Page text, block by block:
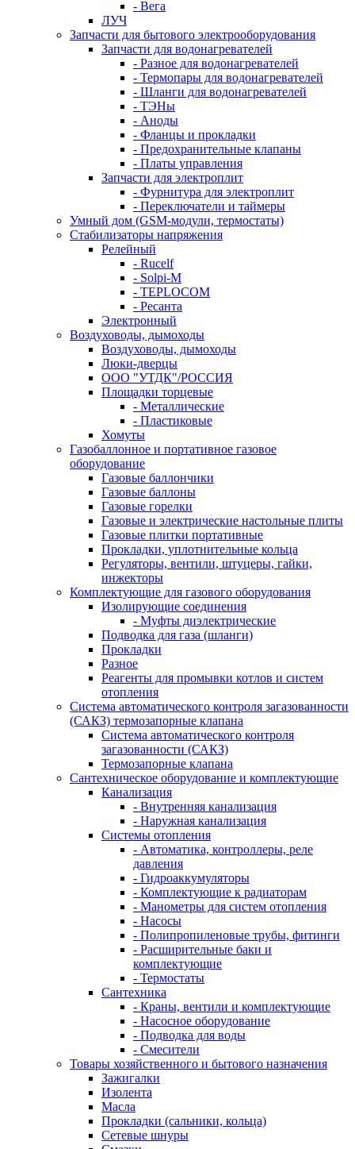
- Вега
ЛУЧ
Запчасти для бытового электрооборудования
Запчасти для водонагревателей
- Разное для водонагревателей
- Термопары для водонагревателей
- Шланги для водонагревателей
- ТЭНы
- Аноды
- Фланцы и прокладки
- Предохранительные клапаны
- Платы управления
Запчасти для электроплит
- Фурнитура для электроплит
- Переключатели и таймеры
Умный дом (GSM-модули, термостаты)
Cтабилизаторы напряжения
Релейный
- Rucelf
- Solpi-M
- TEPLOCOM
- Ресанта
Электронный
Воздуховоды, дымоходы
Воздуховоды, дымоходы
Люки-дверцы
ООО "УТДК"/РОССИЯ
Площадки торцевые
- Металлические
- Пластиковые
Хомуты
Газобаллонное и портативное газовое
оборудование
Газовые баллончики
Газовые баллоны
Газовые горелки
Газовые и электрические настольные плиты
Газовые плитки портативные
Прокладки, уплотнительные кольца
Регуляторы, вентили, штуцеры, гайки,
инжекторы
Комплектующие для газового оборудования
Изолирующие соединения
- Муфты диэлектрические
Подводка для газа (шланги)
Прокладки
Разное
Реагенты для промывки котлов и систем
отопления
Система автоматического контроля загазованности
(САКЗ) термозапорные клапана
Система автоматического контроля
загазованности (САКЗ)
Термозапорные клапана
Сантехническое оборудование и комплектующие
Канализация
- Внутренняя канализация
- Наружная канализация
Системы отопления
- Автоматика, контроллеры, реле
давления
- Гидроаккумуляторы
- Комплектующие к радиаторам
- Манометры для систем отопления
- Насосы
- Полипропиленовые трубы, фитинги
- Расширительные баки и
комплектующие
- Термостаты
Сантехника
- Краны, вентили и комплектующие
- Насосное оборудование
- Подводка для воды
- Смесители
Товары хозяйственного и бытового назначения
Зажигалки
Изолента
Масла
Прокладки (сальники, кольца)
Сетевые шнуры